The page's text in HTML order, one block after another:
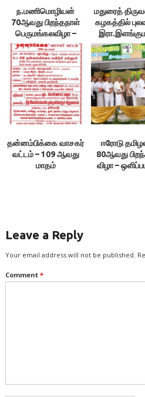
ந.மணிமொழியன்
70ஆவது பிறந்தநாள்
பெருமங்கலவிழா –
படங்கள்.
மதுரைத்
கழகத்தில்
தன்னம்பிக்கை வாசகர்
வட்டம் – 109 ஆவது
மாதம்
ஈரோடு
80ஆவது
விழா –
Leave a Reply
Your email address will not be published.
Comment *